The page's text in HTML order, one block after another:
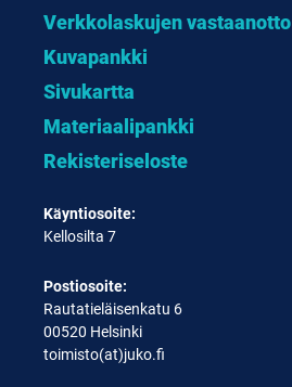
Verkkolaskujen vastaanotto
Kuvapankki
Sivukartta
Materiaalipankki
Rekisteriseloste
Käyntiosoite:
Kellosilta 7
Postiosoite:
Rautatieläisenkatu 6
00520 Helsinki
toimisto(at)juko.fi